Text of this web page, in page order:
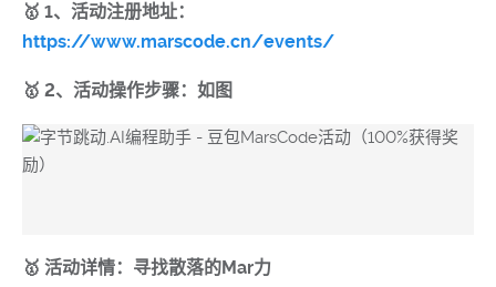
🥇 1、活动注册地址：
https://www.marscode.cn/events/
🥇 2、活动操作步骤：如图
🥇 活动详情：寻找散落的Mar力